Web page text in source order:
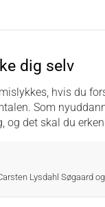
dig selv
hvis du
Som
og det skal du
Lysdahl Søgaard